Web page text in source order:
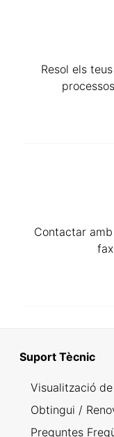
Resol els
Contactar
Suport Tècnic
Visualització
Obtingui /
Preguntes